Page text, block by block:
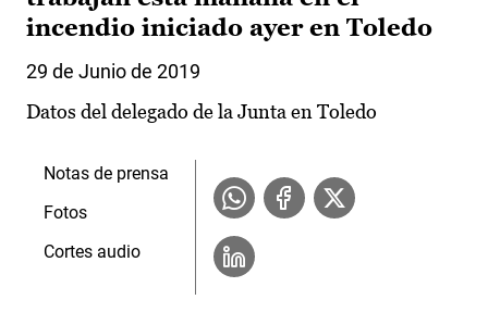
incendio iniciado ayer en Toledo
29 de Junio de 2019
Datos del delegado de la Junta en Toledo
Notas de prensa
Fotos
Cortes audio